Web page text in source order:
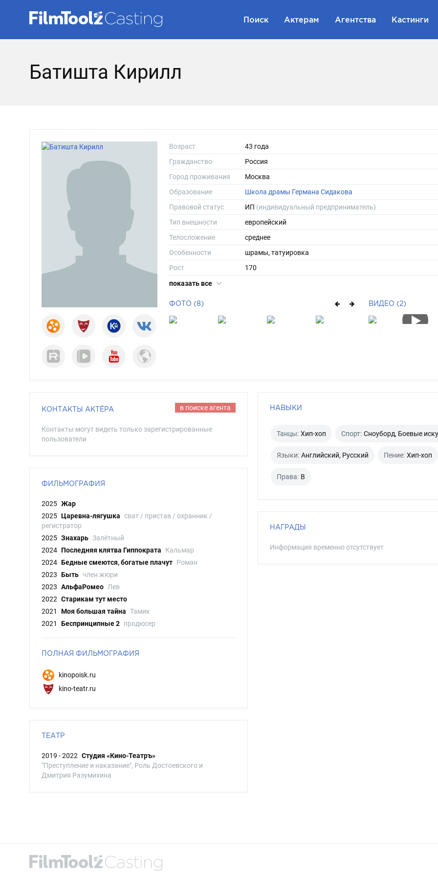
Поиск Актерам Агентства Кастинги
Батишта Кирилл
Возраст
43 года
Гражданство
Россия
Город проживания
Москва
Образование
Школа драмы Германа Сидакова
Правовой статус
ИП (индивидуальный предприниматель)
Тип внешности
европейский
Телосложение
среднее
Особенности
шрамы, татуировка
Рост
170
Вес
показать все
ФОТО (8) ВИДЕО (2)
КОНТАКТЫ АКТЁРА в поиске агента
Контакты могут видеть только зарегистрированные
пользователи
ФИЛЬМОГРАФИЯ
2025 Жар
2025 Царевна-лягушка сват / пристав / охранник /
регистратор
2025 Знахарь Залётный
2024 Последняя клятва Гиппократа
Кальмар
2024 Бедные смеются, богатые плачут Роман
2023 Быть член жюри
2023 АльфаРомео Лев
2022 Старикам тут место
2021
Моя большая тайна Тамик
2021
Беспринципные 2 продюсер
ПОЛНАЯ ФИЛЬМОГРАФИЯ
kinopoisk.ru
kino-teatr.ru
ТЕАТР
2019 - 2022 Студия «Кино-Театръ»
"Преступление и наказание", Роль Достоевского и
Дмитрия Разумихина
НАВЫКИ
Танцы: Хип-хоп Спорт: Сноуборд, Боевые
Языки: Английский, Русский Пение: Хип-хоп
Права: B
НАГРАДЫ
Информация временно отсутствует